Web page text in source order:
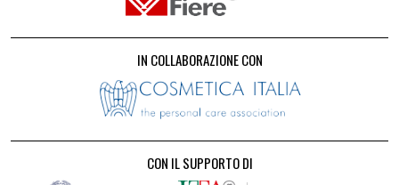
IN COLLABORAZIONE CON
CON IL SUPPORTO DI